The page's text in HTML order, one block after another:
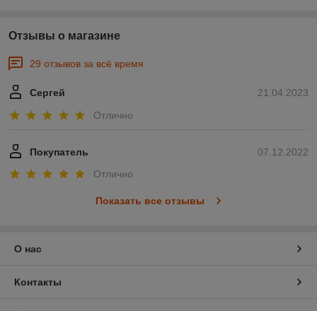
Отзывы о магазине
29 отзывов за всё время
21.04.2023
Сергей
Отлично
07.12.2022
Покупатель
Отлично
Показать все отзывы
О нас
Контакты